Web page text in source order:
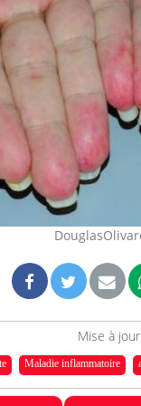
Mise à jour
Maladie inflammatoire
Comment
écrans en
Toujours
comment
empiète
sur nos
Cancer
stratégie
basque